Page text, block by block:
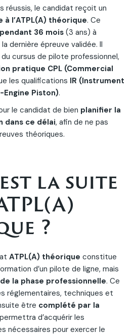
réussis, le candidat reçoit un
l’ATPL(A) théorique. Ce
36 mois(3 ans) à
dernière épreuve validée. Il
cursus de pilote professionnel,
pratique CPL (Commercial
les qualifications IR (Instrument
Engine Piston).
le candidat de bien planifier la
dans ce délai, afin de ne pas
théoriques.
la suite
?
ATPL(A) théorique constitue
d’un pilote de ligne, mais
la phase professionnelle. Ce
réglementaires, techniques et
être complété par la
d’acquérir les
nécessaires pour exercer le